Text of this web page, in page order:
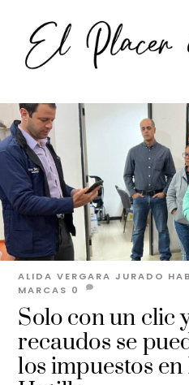
content
Solo con un clic
recaudos se
los impuestos en
ALIDA VERGARA JURADO
MARCAS 0